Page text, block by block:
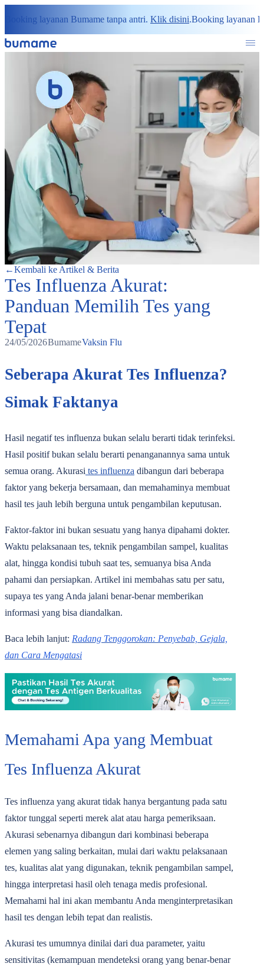
Booking layanan Bumame tanpa antri. Klik disini.Booking layanan
←Kembali ke Artikel & Berita
Tes Influenza Akurat:
Panduan Memilih Tes yang
Tepat
24/05/2026BumameVaksin Flu
Seberapa Akurat Tes Influenza?
Simak Faktanya
Hasil negatif tes influenza bukan selalu berarti tidak terinfeksi.
Hasil positif bukan selalu berarti penanganannya sama untuk
semua orang. Akurasi tes influenza dibangun dari beberapa
faktor yang bekerja bersamaan, dan memahaminya membuat
hasil tes jauh lebih berguna untuk pengambilan keputusan.
Faktor-faktor ini bukan sesuatu yang hanya dipahami dokter.
Waktu pelaksanaan tes, teknik pengambilan sampel, kualitas
alat, hingga kondisi tubuh saat tes, semuanya bisa Anda
pahami dan persiapkan. Artikel ini membahas satu per satu,
supaya tes yang Anda jalani benar-benar memberikan
informasi yang bisa diandalkan.
Baca lebih lanjut: Radang Tenggorokan: Penyebab, Gejala,
dan Cara Mengatasi
Memahami Apa yang Membuat
Tes Influenza Akurat
Tes influenza yang akurat tidak hanya bergantung pada satu
faktor tunggal seperti merek alat atau harga pemeriksaan.
Akurasi sebenarnya dibangun dari kombinasi beberapa
elemen yang saling berkaitan, mulai dari waktu pelaksanaan
tes, kualitas alat yang digunakan, teknik pengambilan sampel,
hingga interpretasi hasil oleh tenaga medis profesional.
Memahami hal ini akan membantu Anda menginterpretasikan
hasil tes dengan lebih tepat dan realistis.
Akurasi tes umumnya dinilai dari dua parameter, yaitu
sensitivitas (kemampuan mendeteksi orang yang benar-benar